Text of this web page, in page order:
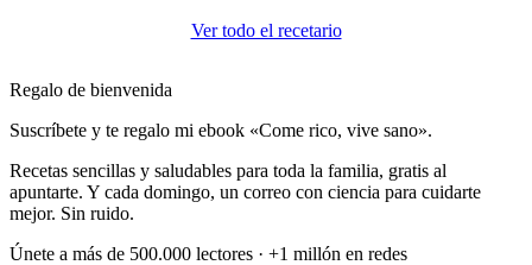
Ver todo el recetario
Regalo de bienvenida
Suscríbete y te regalo mi ebook «Come rico, vive sano».
Recetas sencillas y saludables para toda la familia, gratis al
apuntarte. Y cada domingo, un correo con ciencia para cuidarte
mejor. Sin ruido.
Únete a más de 500.000 lectores · +1 millón en redes